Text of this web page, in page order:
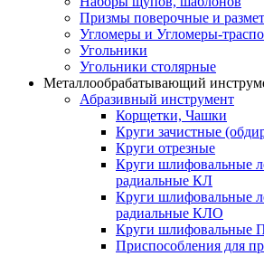
Призмы поверочные и
Угломеры и Угломеры-
Угольники
Угольники столярные
Металлообрабатывающий
Абразивный инструмент
Корщетки, Чашки
Круги зачистные
Круги отрезные
Круги шлифовальные
радиальные КЛ
Круги шлифовальные
радиальные КЛО
Круги шлифовальные
Приспособления для